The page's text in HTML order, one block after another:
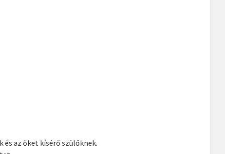
az őket kísérő szülőknek.